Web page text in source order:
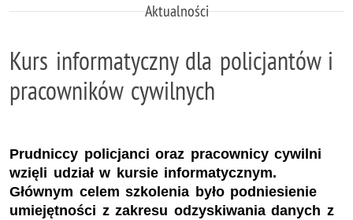
Aktualności
Kurs informatyczny dla policjantów i
pracowników cywilnych
Prudniccy policjanci oraz pracownicy cywilni
wzięli udział w kursie informatycznym.
Głównym celem szkolenia było podniesienie
umiejętności z zakresu odzyskiwania danych z